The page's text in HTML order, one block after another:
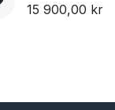
15 900,00 kr